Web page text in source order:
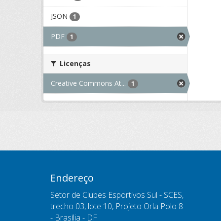
JSON 1
PDF 1
Licenças
Creative Commons At... 1
Endereço
Setor de Clubes Esportivos Sul - SCES,
trecho 03, lote 10, Projeto Orla Polo 8
- Brasília - DF